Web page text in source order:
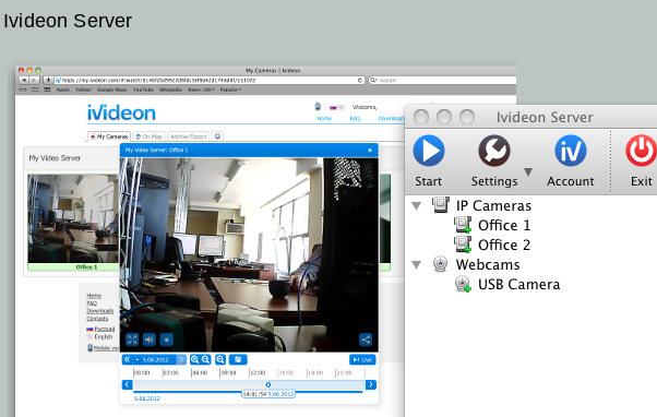
Ivideon Server